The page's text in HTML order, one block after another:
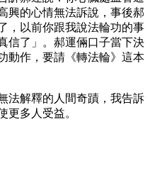
興的心情無法訴說，事後郝
，以前你跟我說法輪功的事
信了」。郝運倆口子當下決
動作，要請《轉法輪》這本
法解釋的人間奇蹟，我告訴
更多人受益。